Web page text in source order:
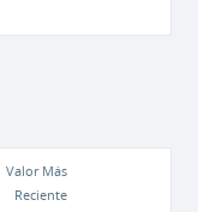
Valor Más
Reciente